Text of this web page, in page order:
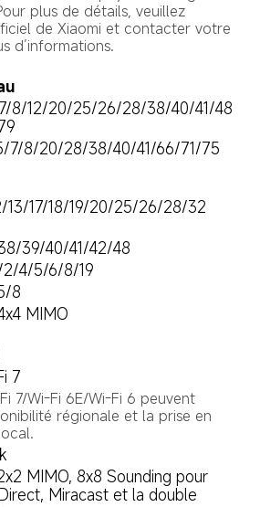
plus de détails, veuillez
de Xiaomi et contacter votre
d’informations.
8/12/20/25/26/28/38/40/41/48
7/8/20/28/38/40/41/66/71/75
17/18/19/20/25/26/28/32
39/40/41/42/48
2/4/5/6/8/19
8
MIMO
7
7/Wi-Fi 6E/Wi-Fi 6 peuvent
régionale et la prise en
MIMO, 8x8 Sounding pour
Miracast et la double